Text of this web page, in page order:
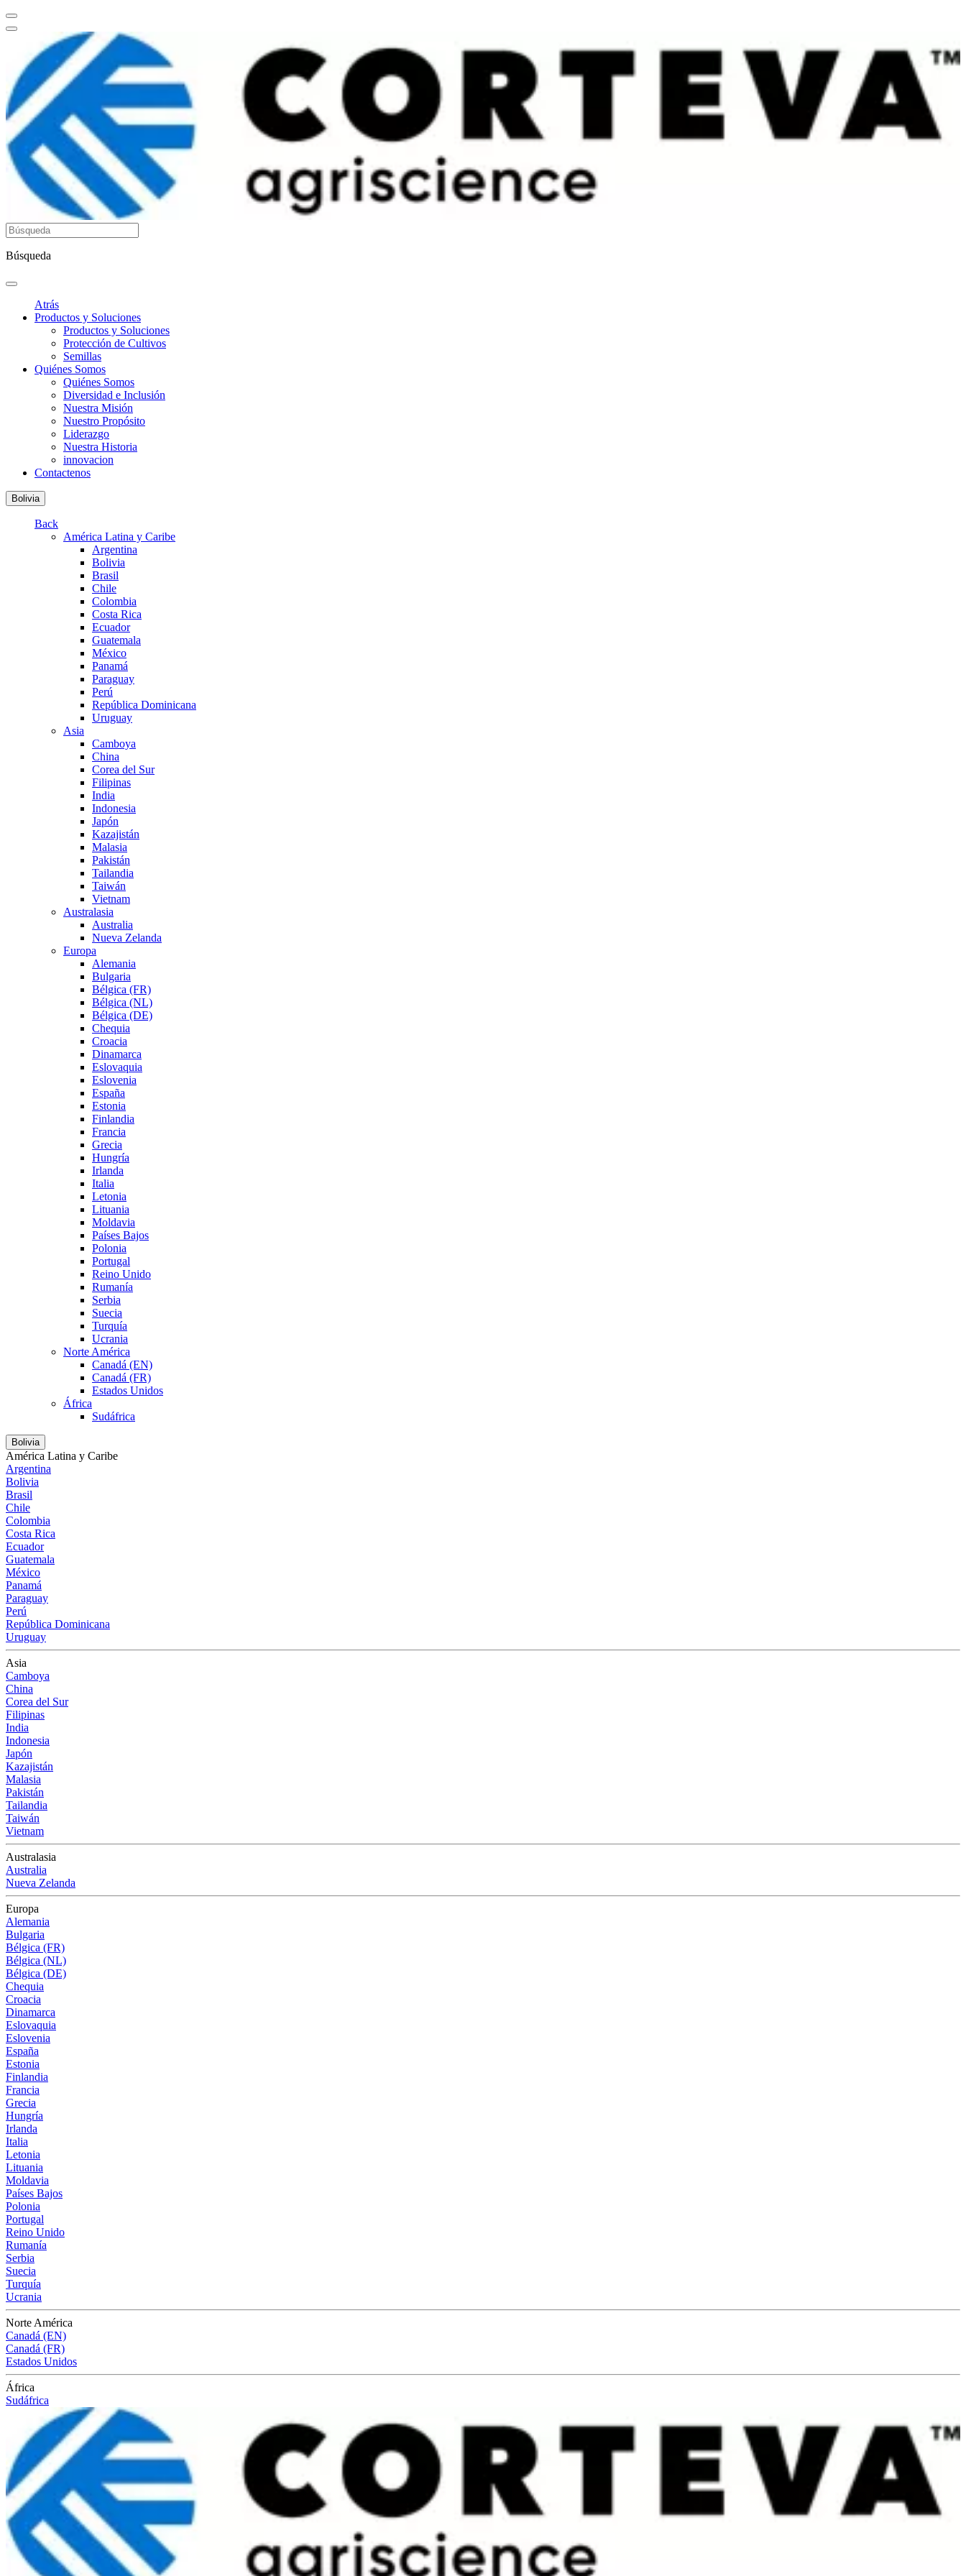
Búsqueda
Atrás
Productos y Soluciones
Productos y Soluciones
Protección de Cultivos
Semillas
Quiénes Somos
Quiénes Somos
Diversidad e Inclusión
Nuestra Misión
Nuestro Propósito
Liderazgo
Nuestra Historia
innovacion
Contactenos
Bolivia
Back
América Latina y Caribe
Argentina
Bolivia
Brasil
Chile
Colombia
Costa Rica
Ecuador
Guatemala
México
Panamá
Paraguay
Perú
República Dominicana
Uruguay
Asia
Camboya
China
Corea del Sur
Filipinas
India
Indonesia
Japón
Kazajistán
Malasia
Pakistán
Tailandia
Taiwán
Vietnam
Australasia
Australia
Nueva Zelanda
Europa
Alemania
Bulgaria
Bélgica (FR)
Bélgica (NL)
Bélgica (DE)
Chequia
Croacia
Dinamarca
Eslovaquia
Eslovenia
España
Estonia
Finlandia
Francia
Grecia
Hungría
Irlanda
Italia
Letonia
Lituania
Moldavia
Países Bajos
Polonia
Portugal
Reino Unido
Rumanía
Serbia
Suecia
Turquía
Ucrania
Norte América
Canadá (EN)
Canadá (FR)
Estados Unidos
África
Sudáfrica
Bolivia
América Latina y Caribe
Argentina
Bolivia
Brasil
Chile
Colombia
Costa Rica
Ecuador
Guatemala
México
Panamá
Paraguay
Perú
República Dominicana
Uruguay
Asia
Camboya
China
Corea del Sur
Filipinas
India
Indonesia
Japón
Kazajistán
Malasia
Pakistán
Tailandia
Taiwán
Vietnam
Australasia
Australia
Nueva Zelanda
Europa
Alemania
Bulgaria
Bélgica (FR)
Bélgica (NL)
Bélgica (DE)
Chequia
Croacia
Dinamarca
Eslovaquia
Eslovenia
España
Estonia
Finlandia
Francia
Grecia
Hungría
Irlanda
Italia
Letonia
Lituania
Moldavia
Países Bajos
Polonia
Portugal
Reino Unido
Rumanía
Serbia
Suecia
Turquía
Ucrania
Norte América
Canadá (EN)
Canadá (FR)
Estados Unidos
África
Sudáfrica